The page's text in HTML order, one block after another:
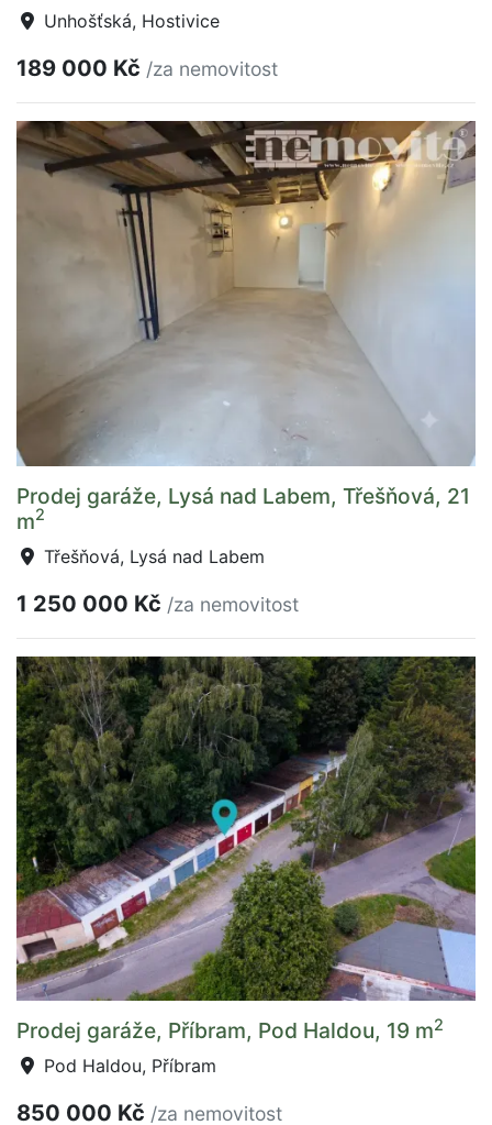
Unhošťská, Hostivice
189 000 Kč /za nemovitost
Prodej garáže, Lysá nad Labem, Třešňová, 21
m2
Třešňová, Lysá nad Labem
1 250 000 Kč /za nemovitost
Prodej garáže, Příbram, Pod Haldou, 19 m2
Pod Haldou, Příbram
850 000 Kč /za nemovitost